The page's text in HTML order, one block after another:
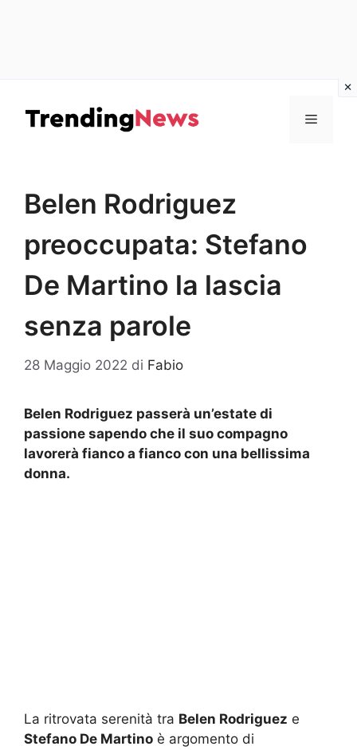
contenuto
Menu
Belen Rodriguez
preoccupata: Stefano
De Martino la lascia
senza parole
28 Maggio 2022 di Fabio
Belen Rodriguez passerà un’estate di
passione sapendo che il suo compagno
lavorerà fianco a fianco con una bellissima
donna.
La ritrovata serenità tra Belen Rodriguez e
Stefano De Martino è argomento di